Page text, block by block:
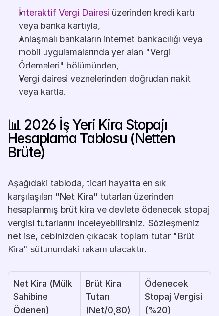
İnteraktif Vergi Dairesi üzerinden kredi kartı
veya banka kartıyla,
Anlaşmalı bankaların internet bankacılığı veya
mobil uygulamalarında yer alan "Vergi
Ödemeleri" bölümünden,
Vergi dairesi veznelerinden doğrudan nakit
veya kartla.
📊 2026 İş Yeri Kira Stopajı
Hesaplama Tablosu (Netten
Brüte)
Aşağıdaki tabloda, ticari hayatta en sık
karşılaşılan "Net Kira" tutarları üzerinden
hesaplanmış brüt kira ve devlete ödenecek stopaj
net ise, cebinizden çıkacak toplam tutar "Brüt
Kira" sütunundaki rakam olacaktır.
Net Kira (Mülk
Sahibine
Ödenen)
Brüt Kira
Tutarı
(Net/0,80)
Ödenecek
Stopaj Vergisi
(%20)